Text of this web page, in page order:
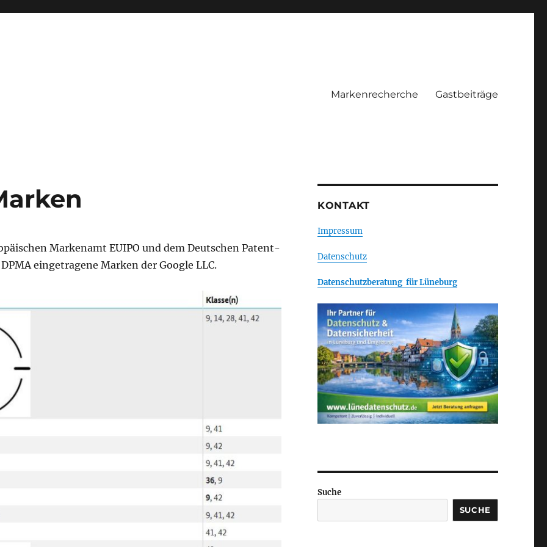
Markenrecherche Gastbeiträge
Markenamt EUIPO und dem Deutschen Patent-
eingetragene Marken der Google LLC.
KONTAKT
Impressum
Datenschutz
Datenschutzberatung für Lüneburg
Suche
SUCHE